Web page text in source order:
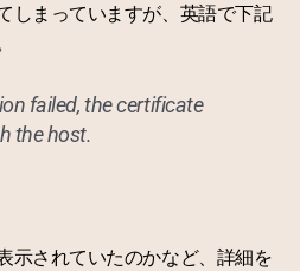
しまっていますが、英語で下記
failed, the certificate
the host.
示されていたのかなど、詳細を